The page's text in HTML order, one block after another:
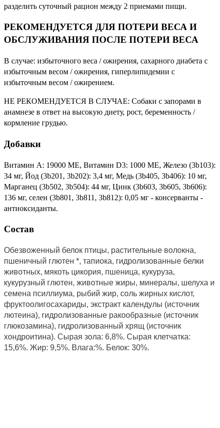
разделить суточный рацион между 2 приемами пищи.
РЕКОМЕНДУЕТСЯ ДЛЯ ПОТЕРИ ВЕСА И
ОБСЛУЖИВАНИЯ ПОСЛЕ ПОТЕРИ ВЕСА
В случае: избыточного веса / ожирения, сахарного диабета с
избыточным весом / ожирения, гиперлипидемии с
избыточным весом / ожирением.
НЕ РЕКОМЕНДУЕТСЯ В СЛУЧАЕ: Собаки с запорами в
анамнезе в ответ на высокую диету, рост, беременность /
кормление грудью.
Добавки
Витамин А: 19000 МЕ, Витамин D3: 1000 МЕ, Железо (3b103):
34 мг, Йод (3b201, 3b202): 3,4 мг, Медь (3b405, 3b406): 10 мг,
Марганец (3b502, 3b504): 44 мг, Цинк (3b603, 3b605, 3b606):
136 мг, селен (3b801, 3b811, 3b812): 0,05 мг - консерванты -
антиоксиданты.
Состав
Обезвоженный белок птицы, растительные волокна,
пшеничный глютен *, тапиока, гидролизованные белки
животных, мякоть цикория, пшеница, кукуруза,
кукурузный глютен, животные жиры, минералы, шелуха и
семена псиллиума, рыбий жир, соль жирных кислот,
фруктоолигосахариды, экстракт календулы (источник
лютеина), гидролизованные ракообразные (источник
глюкозамина), гидролизованный хрящ (источник
хондроитина). Сырая зола: 6,8%. Сырая клетчатка:
15,6%. Жир: 9,5%. Влага:%. Белок: 30%.